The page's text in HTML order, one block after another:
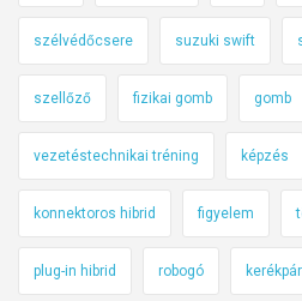
szélvédőcsere suzuki swift
szellőző fizikai gomb gomb
vezetéstechnikai tréning képzés
konnektoros hibrid figyelem
plug-in hibrid robogó